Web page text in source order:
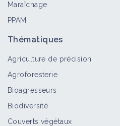
Maraîchage
PPAM
Thématiques
Agriculture de précision
Agroforesterie
Bioagresseurs
Biodiversité
Couverts végétaux